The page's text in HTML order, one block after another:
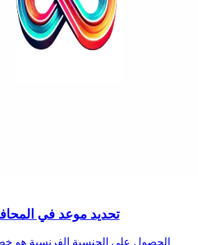
تحديد موعد في
الحصول على الجنسية الفرنسية هو